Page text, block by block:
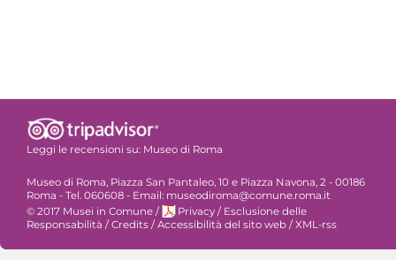
Leggi le recensioni su: Museo di Roma
Museo di Roma, Piazza San Pantaleo, 10 e Piazza Navona, 2 - 00186
Roma - Tel. 060608 - Email: museodiroma@comune.roma.it
© 2017 Musei in Comune / Privacy / Esclusione delle
Responsabilità / Credits / Accessibilità del sito web / XML-rss